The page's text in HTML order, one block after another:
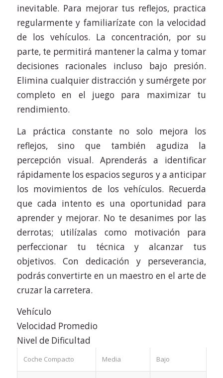
inevitable. Para mejorar tus reflejos, practica
regularmente y familiarízate con la velocidad
de los vehículos. La concentración, por su
parte, te permitirá mantener la calma y tomar
decisiones racionales incluso bajo presión.
Elimina cualquier distracción y sumérgete por
completo en el juego para maximizar tu
rendimiento.
La práctica constante no solo mejora los
reflejos, sino que también agudiza la
percepción visual. Aprenderás a identificar
rápidamente los espacios seguros y a anticipar
los movimientos de los vehículos. Recuerda
que cada intento es una oportunidad para
aprender y mejorar. No te desanimes por las
derrotas; utilízalas como motivación para
perfeccionar tu técnica y alcanzar tus
objetivos. Con dedicación y perseverancia,
podrás convertirte en un maestro en el arte de
cruzar la carretera.
Vehículo
Velocidad Promedio
Nivel de Dificultad
Coche Compacto Media Bajo